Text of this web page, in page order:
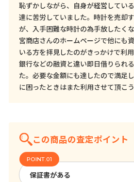
恥ずかしながら、自身が経営してい
達に苦労していました。時計を売却
が、入手困難な時計の為手放したく
宮商店さんのホームページで他にも
いる方を拝見したのがきっかけで利
銀行などの融資と違い即日借りられ
た。必要な金額にも達したので満足
に困ったときはまた利用させて頂こう
この商品の査定ポイント
保証書がある